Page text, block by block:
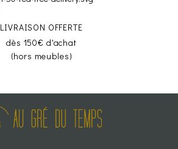
LIVRAISON OFFERTE
dès 150€ d'achat
(hors meubles)